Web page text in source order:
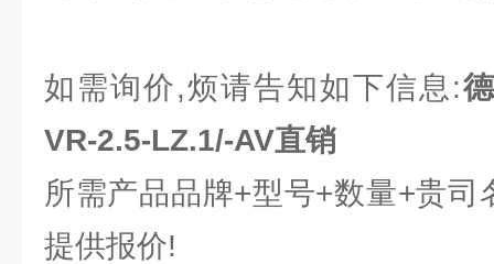
如需询价,烦请告知如下信息:
VR-2.5-LZ.1/-AV直销
所需产品品牌+型号+数量+贵
提供报价!